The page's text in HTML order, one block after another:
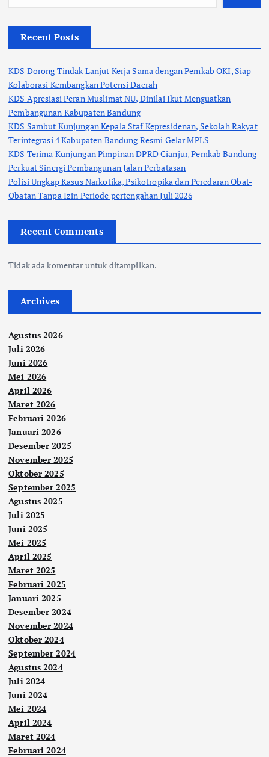
Recent Posts
KDS Dorong Tindak Lanjut Kerja Sama dengan Pemkab OKI, Siap
Kolaborasi Kembangkan Potensi Daerah
KDS Apresiasi Peran Muslimat NU, Dinilai Ikut Menguatkan
Pembangunan Kabupaten Bandung
KDS Sambut Kunjungan Kepala Staf Kepresidenan, Sekolah Rakyat
Terintegrasi 4 Kabupaten Bandung Resmi Gelar MPLS
KDS Terima Kunjungan Pimpinan DPRD Cianjur, Pemkab Bandung
Perkuat Sinergi Pembangunan Jalan Perbatasan
Polisi Ungkap Kasus Narkotika, Psikotropika dan Peredaran Obat-
Obatan Tanpa Izin Periode pertengahan Juli 2026
Recent Comments
Tidak ada komentar untuk ditampilkan.
Archives
Agustus 2026
Juli 2026
Juni 2026
Mei 2026
April 2026
Maret 2026
Februari 2026
Januari 2026
Desember 2025
November 2025
Oktober 2025
September 2025
Agustus 2025
Juli 2025
Juni 2025
Mei 2025
April 2025
Maret 2025
Februari 2025
Januari 2025
Desember 2024
November 2024
Oktober 2024
September 2024
Agustus 2024
Juli 2024
Juni 2024
Mei 2024
April 2024
Maret 2024
Februari 2024